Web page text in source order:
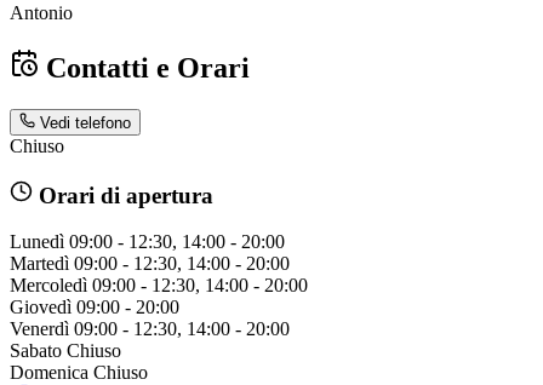
Antonio
Contatti e Orari
Vedi telefono
Chiuso
Orari di apertura
Lunedì 09:00 - 12:30, 14:00 - 20:00
Martedì 09:00 - 12:30, 14:00 - 20:00
Mercoledì 09:00 - 12:30, 14:00 - 20:00
Giovedì 09:00 - 20:00
Venerdì 09:00 - 12:30, 14:00 - 20:00
Sabato Chiuso
Domenica Chiuso